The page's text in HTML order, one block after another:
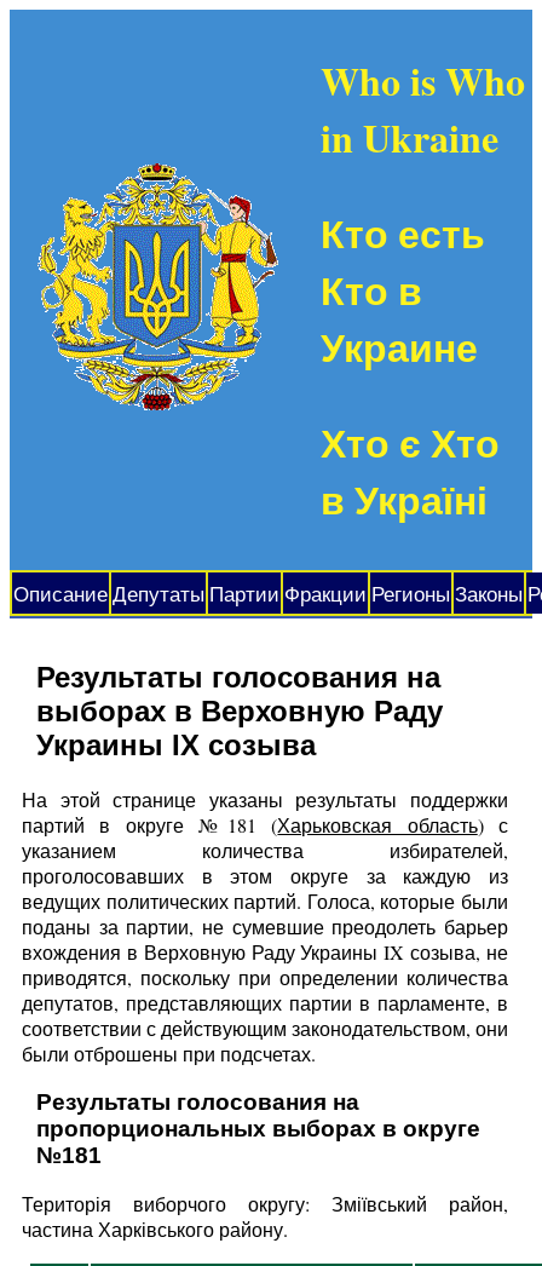
Who is Who
in Ukraine
Кто есть
Кто в
Украине
Хто є Хто
в Україні
Описание Депутаты Партии Фракции Регионы Законы
Результаты голосования на
выборах в Верховную Раду
Украины IX созыва
На этой странице указаны результаты поддержки
партий в округе №181 (Харьковская область) с
указанием количества избирателей,
проголосовавших в этом округе за каждую из
ведущих политических партий. Голоса, которые были
поданы за партии, не сумевшие преодолеть барьер
вхождения в Верховную Раду Украины IX созыва, не
приводятся, поскольку при определении количества
депутатов, представляющих партии в парламенте, в
соответствии с действующим законодательством, они
были отброшены при подсчетах.
Результаты голосования на
пропорциональных выборах в округе
№181
Територія виборчого округу: Зміївський район,
частина Харківського району.